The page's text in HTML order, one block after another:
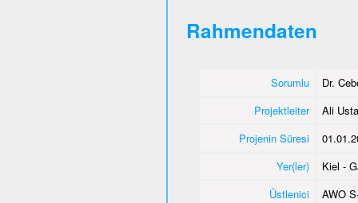
Rahmendaten
Sorumlu
Dr.
Projektleiter
Ali
Projenin Süresi
Yer(ler)
Kiel -
Üstlenici
AWO